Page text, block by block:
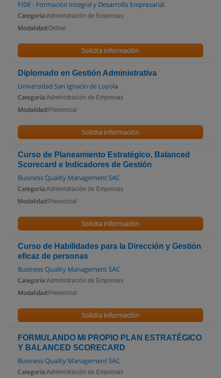
FIDE - Formación Integral y Desarrollo Empresarial
Categoría:Administración de Empresas
Modalidad:Online
Solicita información
Diplomado en Gestión Administrativa
Universidad San Ignacio de Loyola
Categoría:Administración de Empresas
Modalidad: Presencial
Solicita información
Curso de Planeamiento Estratégico, Balanced
Scorecard e Indicadores de Gestión
Business Quality Management SAC
Categoría:Administración de Empresas
Modalidad: Presencial
Solicita información
Curso de Habilidades para la Dirección y Gestión
eficaz de personas
Business Quality Management SAC
Categoría:Administración de Empresas
Modalidad: Presencial
Solicita información
FORMULANDO MI PROPIO PLAN ESTRATÉGICO
Y BALANCED SCORECARD
Business Quality Management SAC
Categoría:Administración de Empresas